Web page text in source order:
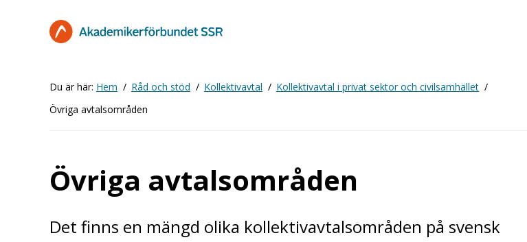
Du är här: Hem Råd och stöd Kollektivavtal
Kollektivavtal i privat sektor och civilsamhället
Övriga avtalsområden
Övriga avtalsområden
Det finns en mängd olika kollektivavtalsområden på svensk